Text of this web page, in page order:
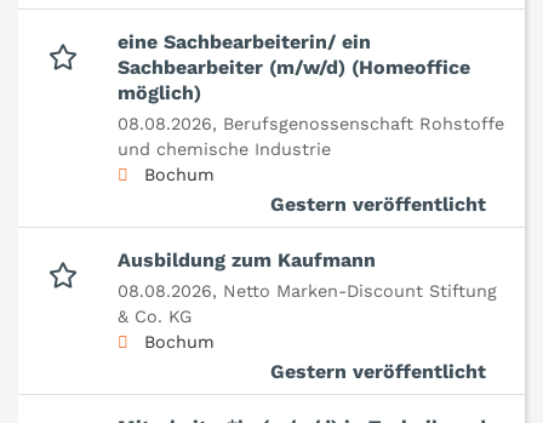
eine Sachbearbeiterin/ ein
Sachbearbeiter (m/w/d) (Homeoffice
möglich)
08.08.2026, Berufsgenossenschaft Rohstoffe
und chemische Industrie
Bochum
Gestern veröffentlicht
Ausbildung zum Kaufmann
08.08.2026, Netto Marken-Discount Stiftung
& Co. KG
Bochum
Gestern veröffentlicht